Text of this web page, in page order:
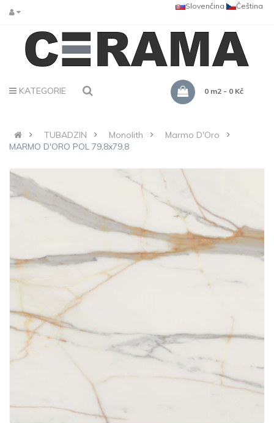
Čeština
Slovenčina
KATEGORIE 0 m2 - 0 Kč
TUBADZIN Monolith
Marmo D'Oro
MARMO D'ORO POL 79,8x79,8